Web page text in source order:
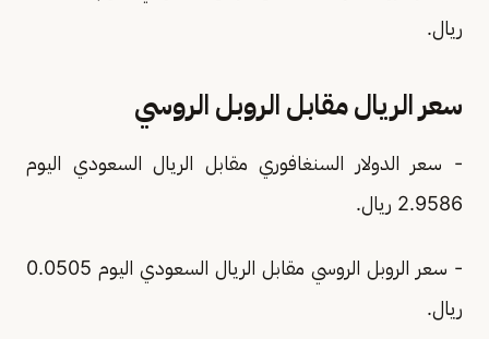
ريال.
سعر الريال مقابل الروبل الروسي
- سعر الدولار السنغافوري مقابل الريال السعودي اليوم
2.9586 ريال.
- سعر الروبل الروسي مقابل الريال السعودي اليوم 0.0505
ريال.